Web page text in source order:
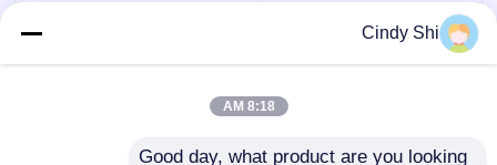
بطارية ليثيوم أيون رافعة شوكية كهربائية
بطارية شاحنة البليت
Cindy Shi
8:18 AM
Good day, what product are you looking